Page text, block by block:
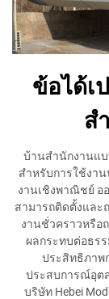
ข้อได้เ
ส
บ้านสำนักงานแ
สำหรับการใช้งา
งานเชิงพาณิชย์ อ
สามารถติดตั้งและ
งานชั่วคราวหรือ
ผลกระทบต่อธร
ประสิทธิภาพ
ประสบการณ์อุต
บริษัท Hebei